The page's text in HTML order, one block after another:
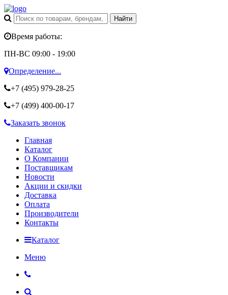
Время работы:
ПН-ВС 09:00 - 19:00
Определение...
+7 (495) 979-28-25
+7 (499) 400-00-17
Заказать звонок
Главная
Каталог
О Компании
Поставщикам
Новости
Акции и скидки
Доставка
Оплата
Производители
Контакты
Каталог
Меню